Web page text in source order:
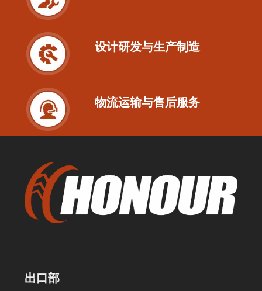
设计研发与生产制造
物流运输与售后服务
出口部